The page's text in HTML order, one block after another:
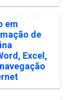
em
de
Excel,